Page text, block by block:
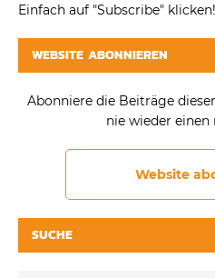
Einfach auf "Subscribe" klicken!
WEBSITE ABONNIEREN
Abonniere die Beiträge
nie wieder einen
Website
SUCHE